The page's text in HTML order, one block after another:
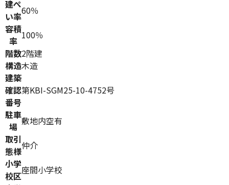
建ぺ
い率60％
容積
率 100％
階数2階建
構造木造
建築
確認
番号
第KBI-SGM25-10-4752号
駐車
場 敷地内空有
取引
態様仲介
小学
校区座間小学校